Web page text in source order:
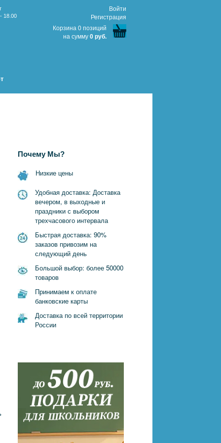
18.00
Войти
Регистрация
Корзина 0 позиций
на сумму 0 руб.
Почему Мы?
Низкие цены
Удобная доставка: Доставка
вечером, в выходные и
праздники с выбором
трехчасового интервала
Быстрая доставка: 90%
заказов привозим на
следующий день
Большой выбор: более 50000
товаров
Принимаем к оплате
банковские карты
Доставка по всей территории
России